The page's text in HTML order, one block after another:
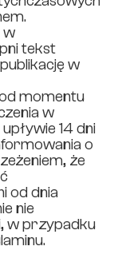
w
tekst
w
momentu
w
14 dni
o
że
od dnia
nie
w przypadku